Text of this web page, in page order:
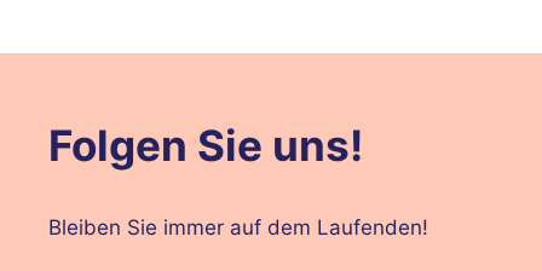
Folgen Sie uns!
Bleiben Sie immer auf dem Laufenden!